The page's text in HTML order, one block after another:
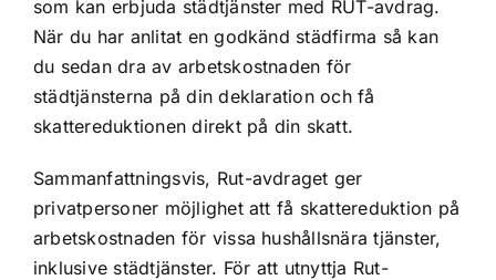
som kan erbjuda städtjänster med RUT-avdrag.
När du har anlitat en godkänd städfirma så kan
du sedan dra av arbetskostnaden för
städtjänsterna på din deklaration och få
skattereduktionen direkt på din skatt.
Sammanfattningsvis, Rut-avdraget ger
privatpersoner möjlighet att få skattereduktion på
arbetskostnaden för vissa hushållsnära tjänster,
inklusive städtjänster. För att utnyttja Rut-